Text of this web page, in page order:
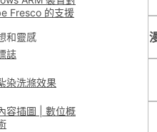
Fresco 的支援
和靈感
誌
染洗滌效果
容插圖 | 數位概